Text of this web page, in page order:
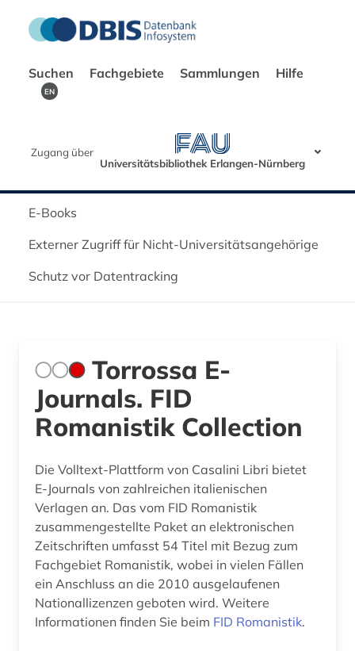
Suchen Fachgebiete Sammlungen Hilfe
EN
Zugang über
Universitätsbibliothek Erlangen-Nürnberg
E-Books
Externer Zugriff für Nicht-Universitätsangehörige
Schutz vor Datentracking
Torrossa E-
Journals. FID
Romanistik Collection
Die Volltext-Plattform von Casalini Libri bietet
E-Journals von zahlreichen italienischen
Verlagen an. Das vom FID Romanistik
zusammengestellte Paket an elektronischen
Zeitschriften umfasst 54 Titel mit Bezug zum
Fachgebiet Romanistik, wobei in vielen Fällen
ein Anschluss an die 2010 ausgelaufenen
Nationallizenzen geboten wird. Weitere
Informationen finden Sie beim FID Romanistik.